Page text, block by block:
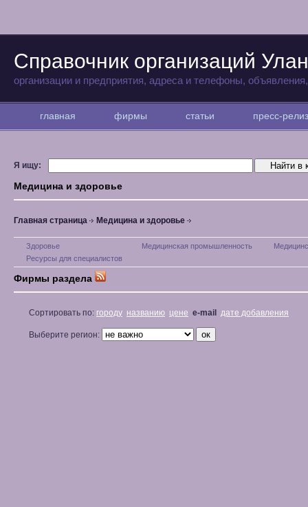
Справочник организаций
организации и предприятия, адреса и телефоны,
главная фирмы статьи пресс-
Я ищу:
Медицина и здоровье
Главная страница Медицина и здоровье
Здоровье Медицинская промышленность
Ресурсы для специалистов
Фирмы раздела
Сортировать по: городу названию цене e-mail дате добавления
Выберите регион: